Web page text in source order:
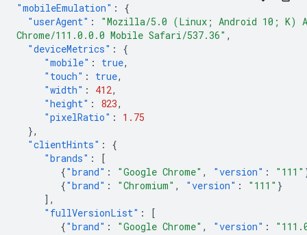
"mobileEmulation" :
{
"userAgent" :
"Mozilla/5.0 (Linux; Android 10; K)
Chrome/111.0.0.0 Mobile Safari/537.36" ,
"deviceMetrics" :
{
"mobile" : true,
"touch" : true,
"width" : 412,
"height" : 823,
"pixelRatio" :
1.75
},
"clientHints" :
{
"brands" :
[
{"brand" : "Google Chrome" , "version" : "111"
{"brand" : "Chromium" , "version" : "111" }
],
"fullVersionList" :
[
{"brand" : "Google Chrome" , "version" :